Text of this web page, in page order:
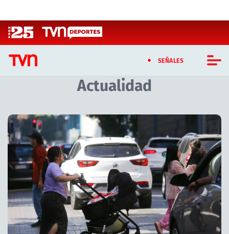
SEÑALES
CASTING MASTERCHEF CHILE
CASTING TVN VERTICAL
TVN VERTICAL
TVN PLAY
PROGRAMAS
TELESERIES
Actualidad
Artículos relacionados con Actualidad